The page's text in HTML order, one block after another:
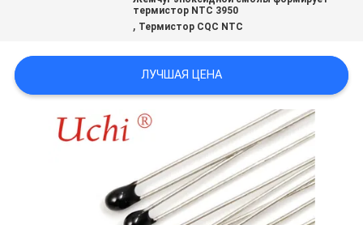
САЙТА
PRIVACY
термистор NTC 3950
, Термистор CQC NTC
ЛУЧШАЯ ЦЕНА